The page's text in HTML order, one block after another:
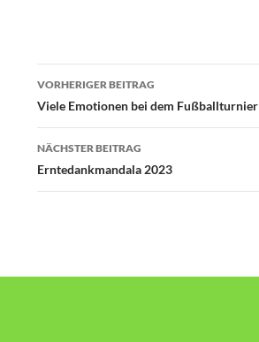
Beitragsnavigation
VORHERIGER BEITRAG
Viele Emotionen bei dem Fußballturnier
NÄCHSTER BEITRAG
Erntedankmandala 2023